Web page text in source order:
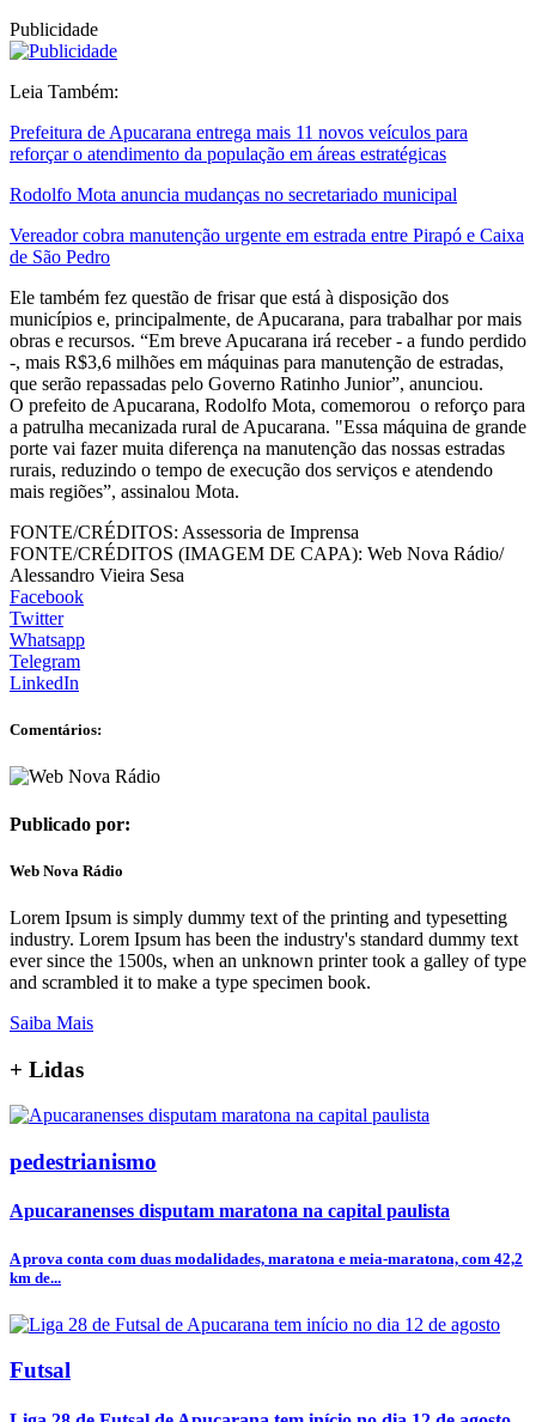
Publicidade
Leia Também:
Prefeitura de Apucarana entrega mais 11 novos veículos para
reforçar o atendimento da população em áreas estratégicas
Rodolfo Mota anuncia mudanças no secretariado municipal
Vereador cobra manutenção urgente em estrada entre Pirapó e Caixa
de São Pedro
Ele também fez questão de frisar que está à disposição dos
municípios e, principalmente, de Apucarana, para trabalhar por mais
obras e recursos. “Em breve Apucarana irá receber - a fundo perdido
-, mais R$3,6 milhões em máquinas para manutenção de estradas,
que serão repassadas pelo Governo Ratinho Junior”, anunciou.
O prefeito de Apucarana, Rodolfo Mota, comemorou o reforço para
a patrulha mecanizada rural de Apucarana. "Essa máquina de grande
porte vai fazer muita diferença na manutenção das nossas estradas
rurais, reduzindo o tempo de execução dos serviços e atendendo
mais regiões”, assinalou Mota.
FONTE/CRÉDITOS: Assessoria de Imprensa
FONTE/CRÉDITOS (IMAGEM DE CAPA): Web Nova Rádio/
Alessandro Vieira Sesa
Facebook
Twitter
Whatsapp
Telegram
LinkedIn
Comentários:
Publicado por:
Web Nova Rádio
Lorem Ipsum is simply dummy text of the printing and typesetting
industry. Lorem Ipsum has been the industry's standard dummy text
ever since the 1500s, when an unknown printer took a galley of type
and scrambled it to make a type specimen book.
Saiba Mais
+ Lidas
pedestrianismo
Apucaranenses disputam maratona na capital paulista
A prova conta com duas modalidades, maratona e meia-maratona, com 42,2
km de...
Futsal